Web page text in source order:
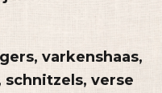
varkenshaas,
verse